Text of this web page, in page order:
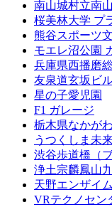
南山城村立南
桜美林大学 プ
熊谷スポーツ
モエレ沼公園
兵庫県西播磨
友泉道玄坂ビ
星の子愛児園
F1 ガレージ
栃木県なかが
うつくしま未
渋谷歩道橋（
浄土宗麟鳳山
天野エンザイ
VRテクノセン